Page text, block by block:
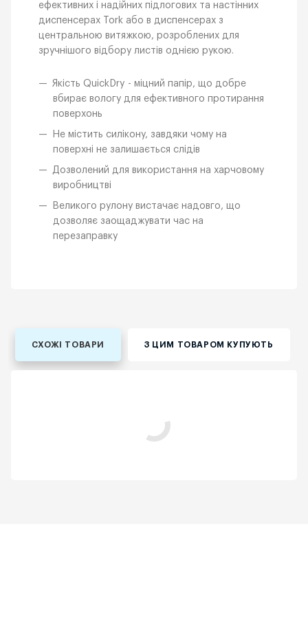
ефективних і надійних підлогових та настінних
диспенсерах Tork або в диспенсерах з
центральною витяжкою, розроблених для
зручнішого відбору листів однією рукою.
Якість QuickDry - міцний папір, що добре
вбирає вологу для ефективного протирання
поверхонь
Не містить силікону, завдяки чому на
поверхні не залишається слідів
Дозволений для використання на харчовому
виробництві
Великого рулону вистачає надовго, що
дозволяє заощаджувати час на
перезаправку
СХОЖІ ТОВАРИ З ЦИМ ТОВАРОМ КУПУЮТЬ